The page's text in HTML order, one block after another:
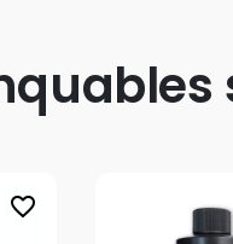
favorite_border